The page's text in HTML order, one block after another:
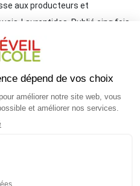
aux producteurs et
Laurentides. Publié cinq fois
de l'actualité et des grands